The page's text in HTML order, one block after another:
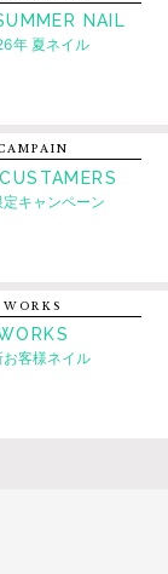
NAIL
年 夏ネイル
キャンペーン
WORKS
お客様ネイル